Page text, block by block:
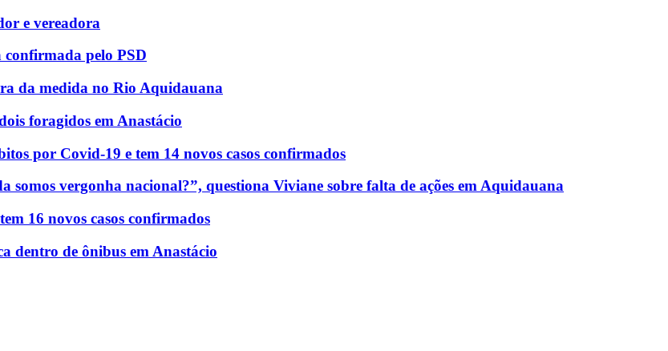
e vereadora
pelo PSD
da medida no Rio Aquidauana
foragidos em Anastácio
por Covid-19 e tem 14 novos casos confirmados
somos vergonha nacional?”, questiona Viviane sobre falta de ações em Aquidauana
16 novos casos confirmados
dentro de ônibus em Anastácio